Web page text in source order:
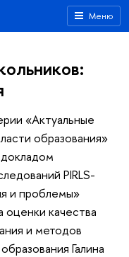
Меню
«Актуальные
образования»
PIRLS-
и проблемы»
оценки качества
и методов
Галина